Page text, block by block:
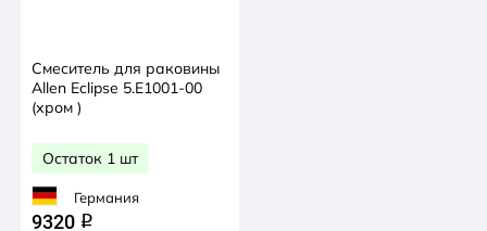
Смеситель для раковины
Allen Eclipse 5.E1001-00
(хром )
Остаток 1 шт
Германия
9320 q